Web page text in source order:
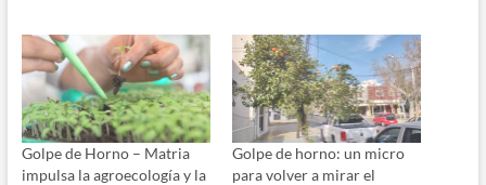
Golpe de Horno – Matria
impulsa la agroecología y la
Golpe de horno: un micro
para volver a mirar el